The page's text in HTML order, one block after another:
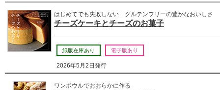
はじめてでも失敗しない グルテンフリーの豊かなおいしさ
チーズケーキとチーズのお菓子
紙版在庫あり 電子版あり
2026年5月2日発行
ワンボウルでおおらかに作る